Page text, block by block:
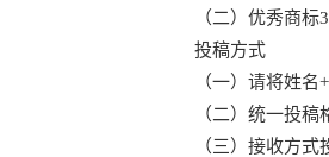
（二）优秀商标3
投稿方式
（一）请将姓名+
（二）统一投稿格
（三）接收方式投